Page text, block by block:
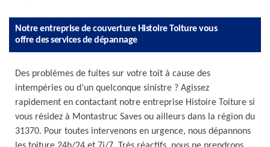
Notre entreprise de couverture Histoire Toiture vous
offre des services de dépannage
Des problèmes de fuites sur votre toit à cause des
intempéries ou d’un quelconque sinistre ? Agissez
rapidement en contactant notre entreprise Histoire Toiture si
vous résidez à Montastruc Saves ou ailleurs dans la région du
31370. Pour toutes intervenons en urgence, nous dépannons